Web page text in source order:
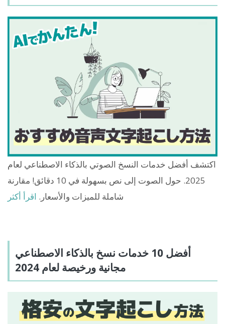
اكتشف أفضل خدمات النسخ الصوتي بالذكاء الاصطناعي لعام
2025. حول الصوت إلى نص بسهولة في 10 دقائق! مقارنة
شاملة للميزات والأسعار. اقرأ أكثر
أفضل 10 خدمات نسخ بالذكاء الاصطناعي
مجانية ورخيصة لعام 2024